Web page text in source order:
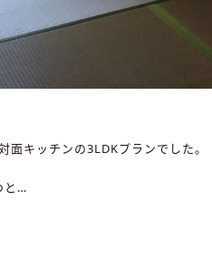
面キッチンの3LDKプランでした。
と…